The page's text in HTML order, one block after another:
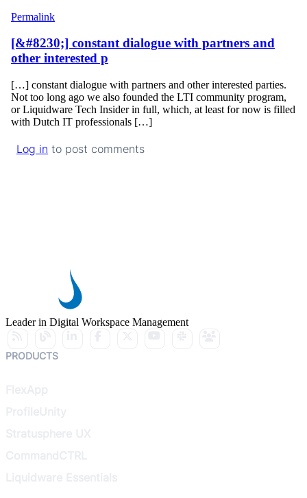
Permalink
[&#8230;] constant dialogue with partners and
other interested p
[…] constant dialogue with partners and other interested parties.
Not too long ago we also founded the LTI community program,
or Liquidware Tech Insider in full, which, at least for now is filled
with Dutch IT professionals […]
Log in to post comments
Leader in Digital Workspace Management
PRODUCTS